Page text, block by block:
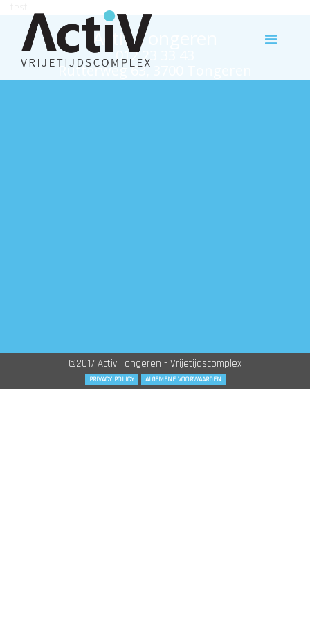
Activ Tongeren
012 23 33 43
Rutterweg 63, 3700 Tongeren
©2017 Activ Tongeren - Vrijetijdscomplex
PRIVACY POLICY ALGEMENE VOORWAARDEN